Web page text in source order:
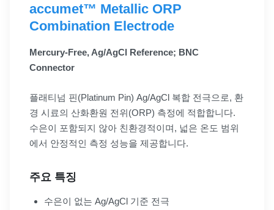
accumet™ Metallic ORP
Combination Electrode
Mercury-Free, Ag/AgCl Reference; BNC
Connector
플래티넘 핀(Platinum Pin) Ag/AgCl 복합 전극으로, 환
경 시료의 산화환원 전위(ORP) 측정에 적합합니다.
수은이 포함되지 않아 친환경적이며, 넓은 온도 범위
에서 안정적인 측정 성능을 제공합니다.
주요 특징
수은이 없는 Ag/AgCl 기준 전극